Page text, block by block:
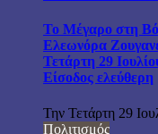
Το Μέγαρο στη
Ελεωνόρα
Τετάρτη 29
Είσοδος ελεύθερη
Την Τετάρτη 29
Πολιτισμός